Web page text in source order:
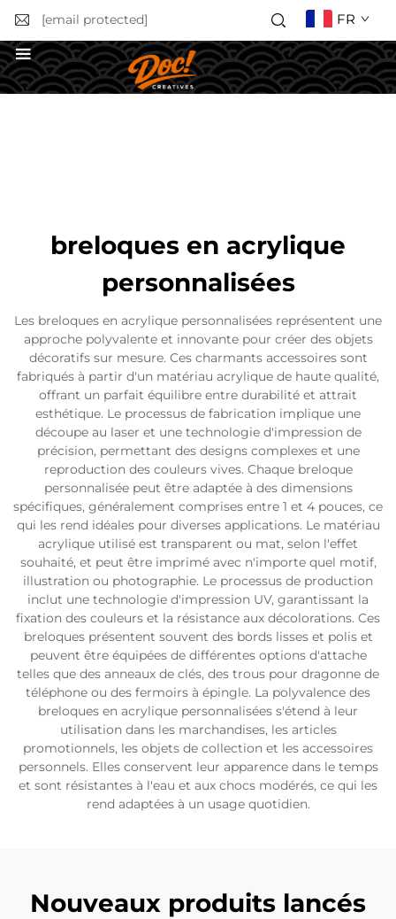
[email protected] FR
breloques en acrylique
personnalisées
Les breloques en acrylique personnalisées représentent une
approche polyvalente et innovante pour créer des objets
décoratifs sur mesure. Ces charmants accessoires sont
fabriqués à partir d'un matériau acrylique de haute qualité,
offrant un parfait équilibre entre durabilité et attrait
esthétique. Le processus de fabrication implique une
découpe au laser et une technologie d'impression de
précision, permettant des designs complexes et une
reproduction des couleurs vives. Chaque breloque
personnalisée peut être adaptée à des dimensions
spécifiques, généralement comprises entre 1 et 4 pouces, ce
qui les rend idéales pour diverses applications. Le matériau
acrylique utilisé est transparent ou mat, selon l'effet
souhaité, et peut être imprimé avec n'importe quel motif,
illustration ou photographie. Le processus de production
inclut une technologie d'impression UV, garantissant la
fixation des couleurs et la résistance aux décolorations. Ces
breloques présentent souvent des bords lisses et polis et
peuvent être équipées de différentes options d'attache
telles que des anneaux de clés, des trous pour dragonne de
téléphone ou des fermoirs à épingle. La polyvalence des
breloques en acrylique personnalisées s'étend à leur
utilisation dans les marchandises, les articles
promotionnels, les objets de collection et les accessoires
personnels. Elles conservent leur apparence dans le temps
et sont résistantes à l'eau et aux chocs modérés, ce qui les
rend adaptées à un usage quotidien.
Nouveaux produits lancés